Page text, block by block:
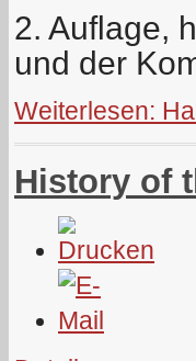
2. Auflage,
und der
Weiterlesen:
History of